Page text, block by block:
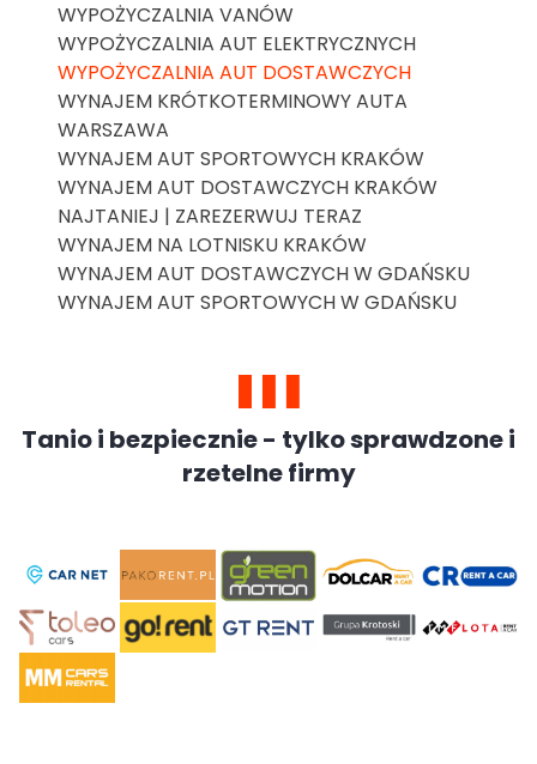
WYPOŻYCZALNIA VANÓW
WYPOŻYCZALNIA AUT ELEKTRYCZNYCH
WYPOŻYCZALNIA AUT DOSTAWCZYCH
WYNAJEM KRÓTKOTERMINOWY AUTA
WARSZAWA
WYNAJEM AUT SPORTOWYCH KRAKÓW
WYNAJEM AUT DOSTAWCZYCH KRAKÓW
NAJTANIEJ | ZAREZERWUJ TERAZ
WYNAJEM NA LOTNISKU KRAKÓW
WYNAJEM AUT DOSTAWCZYCH W GDAŃSKU
WYNAJEM AUT SPORTOWYCH W GDAŃSKU
Tanio i bezpiecznie - tylko sprawdzone i
rzetelne firmy